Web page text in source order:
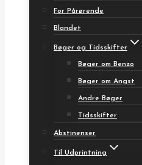
For Pårørende
Blandet
Bøger og Tidsskifter
Bøger om Benzo
Bøger om Angst
Andre Bøger
Tidsskifter
Abstinenser
Til Udprintning